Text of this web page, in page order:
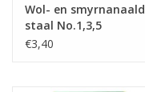
Wol- en smyrnanaald
staal No.1,3,5
zilverkleurig
€3,40